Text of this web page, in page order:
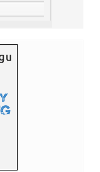
na otpadu
Garaža, električni
izlazaka
koje su zaratili Elez i